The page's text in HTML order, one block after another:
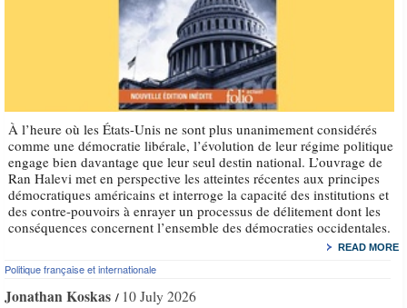
À l’heure où les États-Unis ne sont plus unanimement considérés
comme une démocratie libérale, l’évolution de leur régime politique
engage bien davantage que leur seul destin national. L’ouvrage de
Ran Halevi met en perspective les atteintes récentes aux principes
démocratiques américains et interroge la capacité des institutions et
des contre-pouvoirs à enrayer un processus de délitement dont les
conséquences concernent l’ensemble des démocraties occidentales.
READ MORE
Politique française et internationale
Jonathan Koskas 10 July 2026